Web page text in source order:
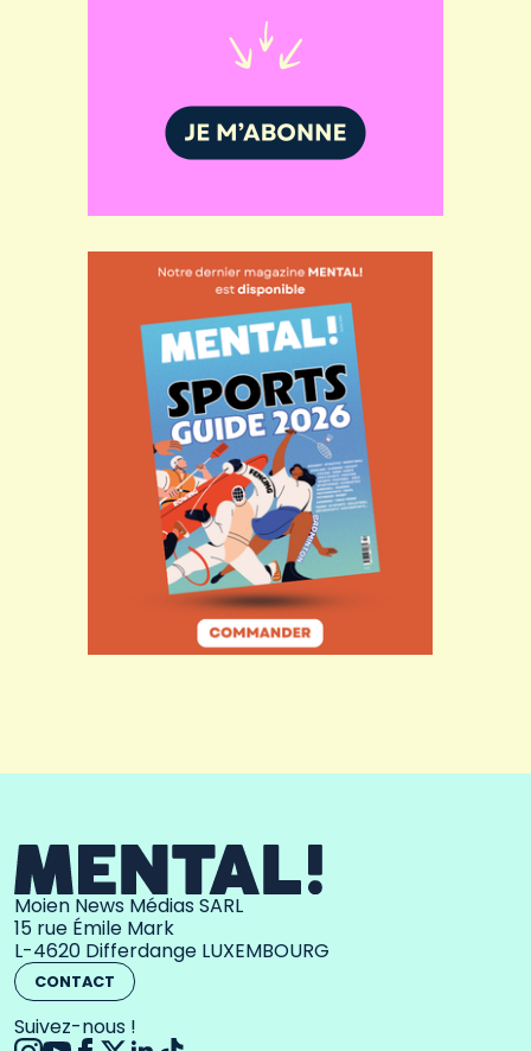
Moien News Médias SARL
15 rue Émile Mark
L-4620 Differdange LUXEMBOURG
CONTACT
Suivez-nous !